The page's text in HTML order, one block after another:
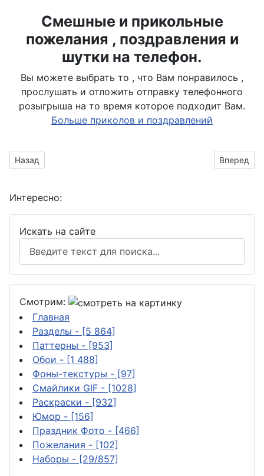
Смешные и прикольные
пожелания , поздравления и
шутки на телефон.
Вы можете выбрать то , что Вам понравилось ,
прослушать и отложить отправку телефонного
розыгрыша на то время которое подходит Вам.
Больше приколов и поздравлений
Предыдущий материал: Водопад из горы вырывается на
Назад Вперед
Интересно:
Искать на сайте
Смотрим:
Главная
Разделы - [5 864]
Паттерны - [953]
Обои - [1 488]
Фоны-текстуры - [97]
Смайлики GIF - [1028]
Раскраски - [932]
Юмор - [156]
Праздник Фото - [466]
Пожелания - [102]
Наборы - [29/857]